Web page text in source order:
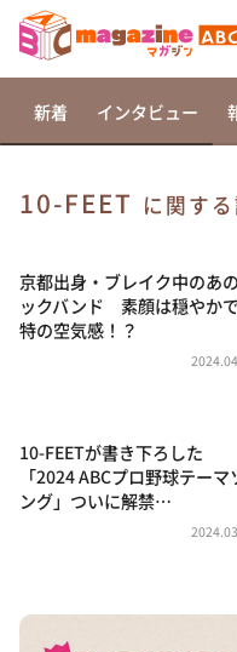
相席食堂
これ余談なんですけ
～人生密着トーク
news おかえり
河合＆A.B.C-Z塚田
（news おかえり）
新着 インタビュー
10-FEET に関す
京都出身・ブレイク中のあ
ックバンド 素顔は穏やか
特の空気感！？
10-FEETが書き下ろした
「2024 ABCプロ野球テーマ
ング」ついに解禁…